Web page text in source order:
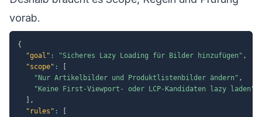
vorab.
{
"goal" : "Sicheres Lazy Loading für Bilder hinzufügen" ,
"scope" :
"Nur Artikelbilder und Produktlistenbilder ändern" ,
"Keine First-Viewport- oder LCP-Kandidaten lazy laden"
,
"rules" :